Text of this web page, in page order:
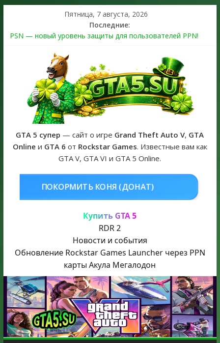
Пятница, 7 августа, 2026
Последние:
PSN — новый уровень защиты для пользователей PPN!
The Kortz Center Heist выйдет в GTA Online уже 14 июля
Регистрация в Rockstar Games Social Club ошибка #1.500.7:
как зарегистрировать аккаунт и войти без проблем в 2026
Получайте особые награды в GTA Online по программе
Fine Art Collector
GTA 6 официальная обложка игры и Предзаказ Grand Theft
Auto VI
GTA 5 супер — сайт о игре Grand Theft Auto V, GTA
Online и GTA 6 от Rockstar Games. Известные вам как
GTA V, GTA VI и GTA 5 Online.
(ДОНАТ) КУПИТЬ GTA 5
Купить GTA 5
RDR 2
Новости и события
Обновление Rockstar Games Launcher через PPN
карты Акула Мегалодон